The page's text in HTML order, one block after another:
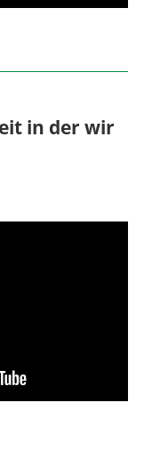
in der wir